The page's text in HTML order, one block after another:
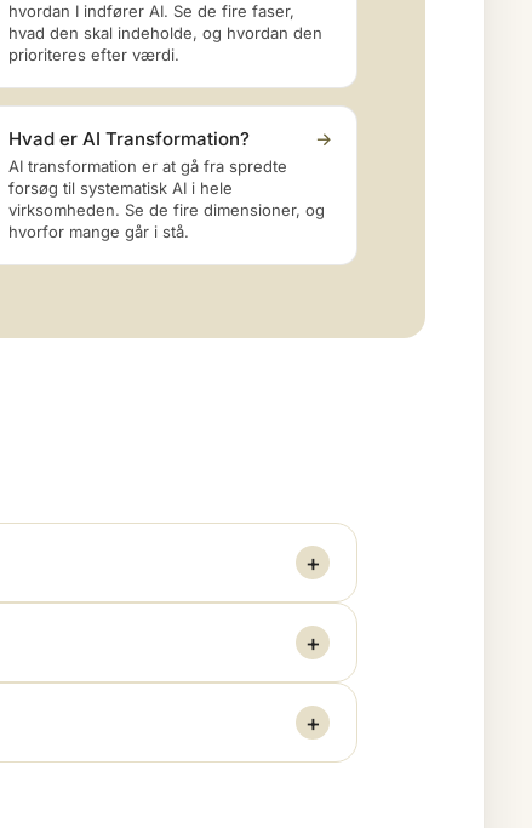
hvordan I indfører AI. Se de fire faser,
hvad den skal indeholde, og hvordan den
prioriteres efter værdi.
Hvad er AI Transformation? →
AI transformation er at gå fra spredte
forsøg til systematisk AI i hele
virksomheden. Se de fire dimensioner, og
hvorfor mange går i stå.
+
+
+